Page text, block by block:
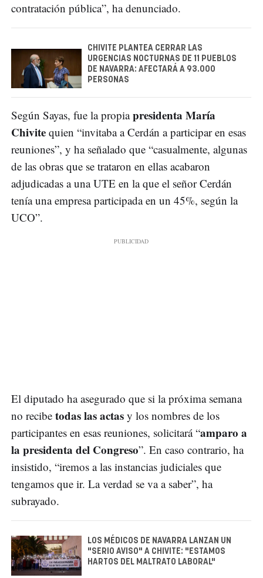
contratación pública”, ha denunciado.
CHIVITE PLANTEA CERRAR LAS
URGENCIAS NOCTURNAS DE 11 PUEBLOS
DE NAVARRA: AFECTARÁ A 93.000
PERSONAS
Según Sayas, fue la propiapresidenta María
Chivite quien “invitaba a Cerdán a participar en esas
reuniones”, y ha señalado que “casualmente, algunas
de las obras que se trataron en ellas acabaron
adjudicadas a una UTE en la que el señor Cerdán
tenía una empresa participada en un 45%, según la
UCO”.
El diputado ha asegurado que si la próxima semana
no recibe todas las actas y los nombres de los
participantes en esas reuniones, solicitará “amparo a
la presidenta del Congreso”. En caso contrario, ha
insistido, “iremos a las instancias judiciales que
tengamos que ir. La verdad se va a saber”, ha
subrayado.
LOS MÉDICOS DE NAVARRA LANZAN UN
"SERIO AVISO" A CHIVITE: "ESTAMOS
HARTOS DEL MALTRATO LABORAL"